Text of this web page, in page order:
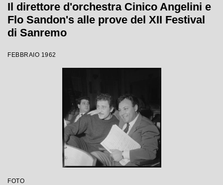
Il direttore d'orchestra Cinico Angelini e
Flo Sandon's alle prove del XII Festival
di Sanremo
FEBBRAIO 1962
FOTO